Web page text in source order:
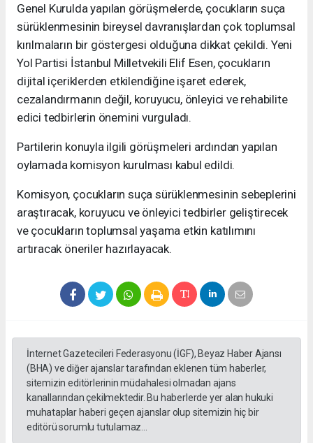
Genel Kurulda yapılan görüşmelerde, çocukların suça
sürüklenmesinin bireysel davranışlardan çok toplumsal
kırılmaların bir göstergesi olduğuna dikkat çekildi. Yeni
Yol Partisi İstanbul Milletvekili Elif Esen, çocukların
dijital içeriklerden etkilendiğine işaret ederek,
cezalandırmanın değil, koruyucu, önleyici ve rehabilite
edici tedbirlerin önemini vurguladı.
Partilerin konuyla ilgili görüşmeleri ardından yapılan
oylamada komisyon kurulması kabul edildi.
Komisyon, çocukların suça sürüklenmesinin sebeplerini
araştıracak, koruyucu ve önleyici tedbirler geliştirecek
ve çocukların toplumsal yaşama etkin katılımını
artıracak öneriler hazırlayacak.
İnternet Gazetecileri Federasyonu (İGF), Beyaz Haber Ajansı
(BHA) ve diğer ajanslar tarafından eklenen tüm haberler,
sitemizin editörlerinin müdahalesi olmadan ajans
kanallarından çekilmektedir. Bu haberlerde yer alan hukuki
muhataplar haberi geçen ajanslar olup sitemizin hiç bir
editörü sorumlu tutulamaz...